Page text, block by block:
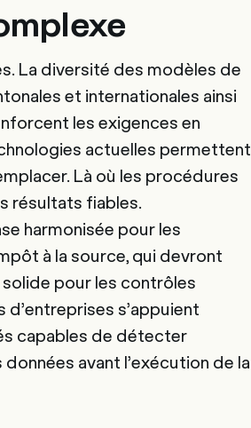
La diversité des modèles de
et internationales ainsi
les exigences en
actuelles permettent
Là où les procédures
résultats fiables.
harmonisée pour les
à la source, qui devront
pour les contrôles
s’appuient
capables de détecter
avant l’exécution de la